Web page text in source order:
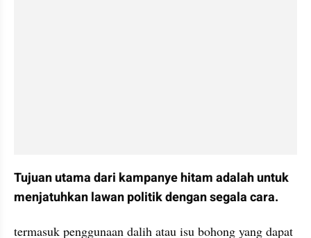
Tujuan utama dari kampanye hitam adalah untuk
menjatuhkan lawan politik dengan segala cara.
termasuk penggunaan dalih atau isu bohong yang dapat